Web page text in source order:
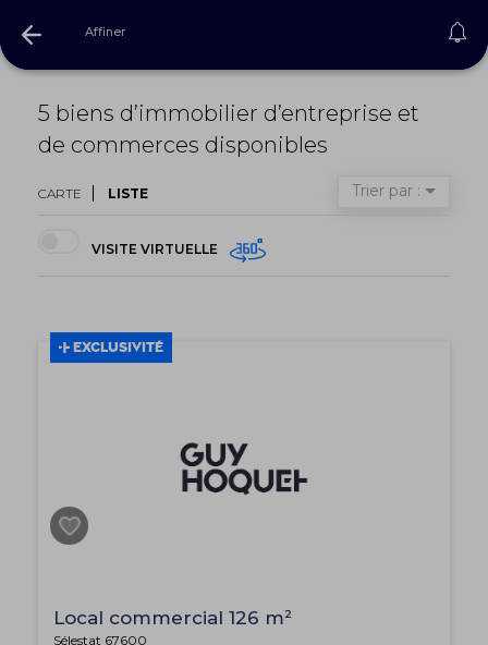
Recherche
Affiner
5 biens d’immobilier d’entreprise et
de commerces disponibles
Trier par :
CARTE LISTE
VISITE VIRTUELLE
EXCLUSIVITÉ
Local commercial 126 m²
Sélestat 67600